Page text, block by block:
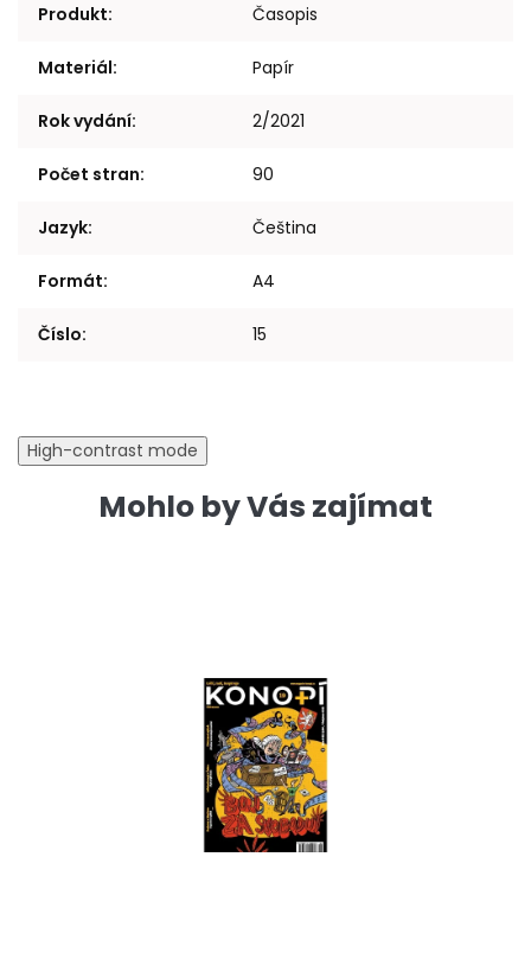
Produkt: Časopis
Materiál: Papír
Rok vydání: 2/2021
Počet stran: 90
Jazyk: Čeština
Formát: A4
Číslo: 15
High-contrast mode
Mohlo by Vás zajímat